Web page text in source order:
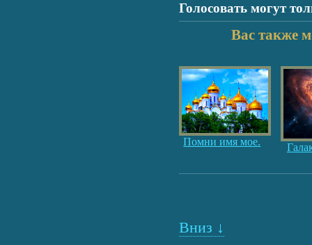
Голосовать могут
Вас также
Помни имя мое.
Вниз ↓